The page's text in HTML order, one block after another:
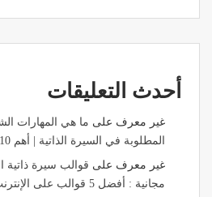
أحدث التعليقات
غير معرف على ما هي المهارات
المطلوبة في السيرة الذاتية | أهم 10 مهارات
غير معرف على قوالب سيرة ذاتية
مجانية : أفضل 5 قوالب على الإنترنت